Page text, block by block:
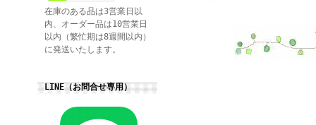
在庫のある品は3営業日以
内、オーダー品は10営業日
以内（繁忙期は8週間以内）
に発送いたします。
LINE（お問合せ専用）